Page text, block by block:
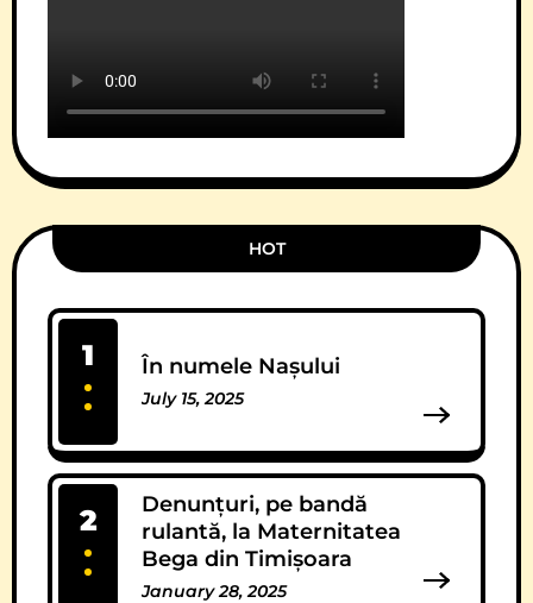
HOT
În numele Nașului
July 15, 2025
1
Denunțuri, pe bandă
rulantă, la Maternitatea
Bega din Timișoara
January 28, 2025
2